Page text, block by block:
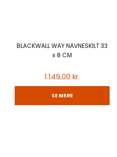
BLACKWALL WAY NAVNESKILT 33
x 8 CM
1.149,00 kr.
SE MERE